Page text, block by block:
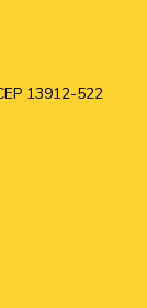
13912-522